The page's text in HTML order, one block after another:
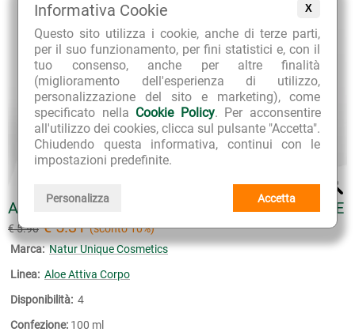
X
Informativa Cookie
Questo sito utilizza i cookie, anche di terze parti,
per il suo funzionamento, per fini statistici e, con il
tuo consenso, anche per altre finalità
(miglioramento dell'esperienza di utilizzo,
personalizzazione del sito e marketing), come
specificato nella Cookie Policy. Per acconsentire
all'utilizzo dei cookies, clicca sul pulsante "Accetta".
Chiudendo questa informativa, continui con le
impostazioni predefinite.
Personalizza Accetta
ALOE ATTIVA BAGNODOCCIA GEL TRAVEL SIZE
€ 5.90 € 5.31(sconto 10%)
Marca: Natur Unique Cosmetics
Linea: Aloe Attiva Corpo
Disponibilità: 4
Confezione: 100 ml